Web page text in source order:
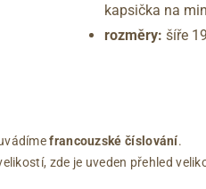
kapsička na
rozměry: šíře
francouzské číslování.
zde je uveden přehled